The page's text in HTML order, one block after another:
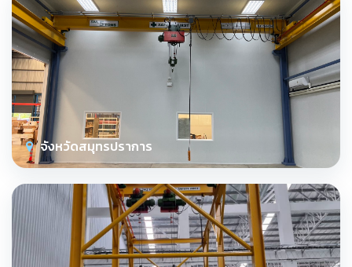
จังหวัดสมุทรปราการ